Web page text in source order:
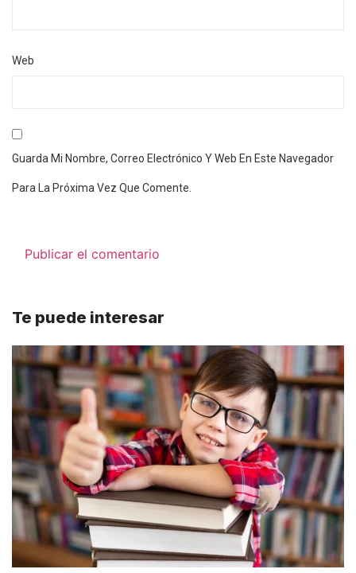
Web
Guarda Mi Nombre, Correo Electrónico Y Web En Este Navegador
Para La Próxima Vez Que Comente.
Te puede interesar